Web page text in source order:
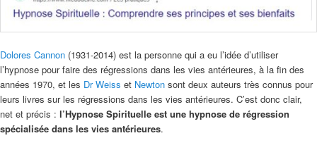
Dolores Cannon (1931-2014) est la personne qui a eu l’idée d’utiliser
l’hypnose pour faire des régressions dans les vies antérieures, à la fin des
années 1970, et les Dr Weiss et Newton sont deux auteurs très connus pour
leurs livres sur les régressions dans les vies antérieures. C’est donc clair,
net et précis : l’Hypnose Spirituelle est une hypnose de régression
spécialisée dans les vies antérieures.